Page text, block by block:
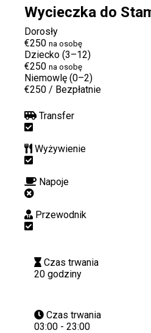
Wycieczka do
Dorosły
€250 na osobę
Dziecko (3–12)
€250 na osobę
Niemowlę (0–2)
€250 / Bezpłatnie
Transfer
Wyżywienie
Napoje
Przewodnik
Czas trwania
20 godziny
Czas trwania
03:00 - 23:00